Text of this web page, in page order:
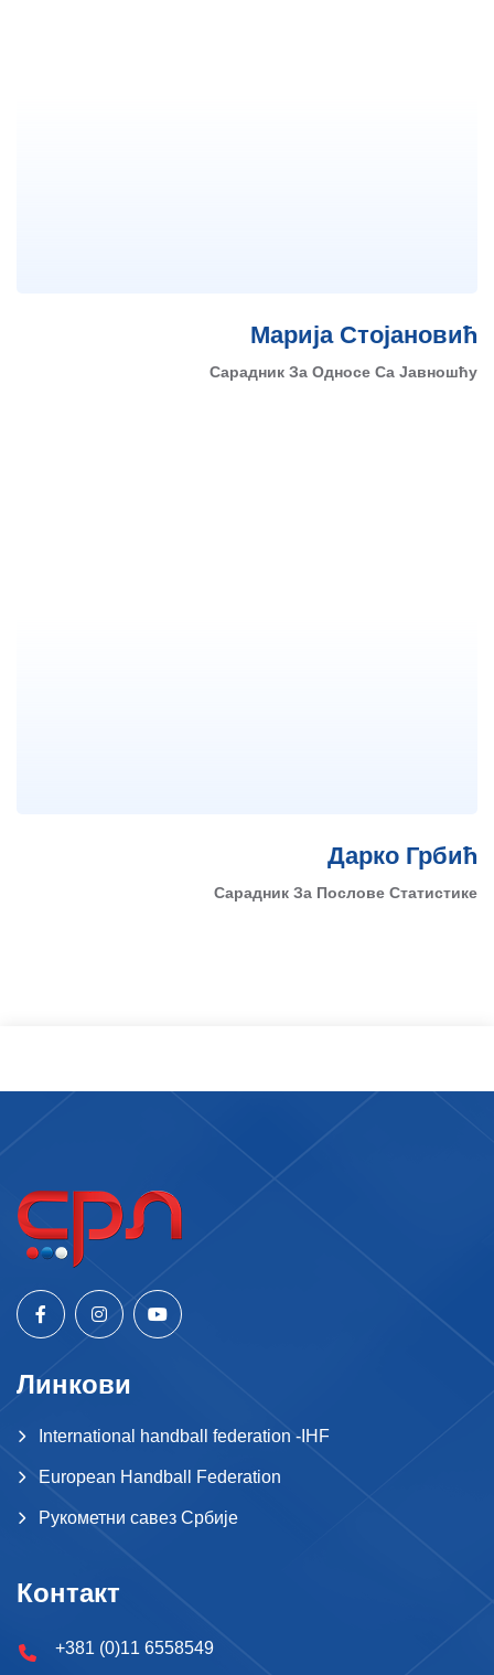
Марија Стојановић
Сарадник За Односе Са Јавношћу
Дарко Грбић
Сарадник За Послове Статистике
Линкови
International handball federation -IHF
European Handball Federation
Рукометни савез Србије
Контакт
+381 (0)11 6558549